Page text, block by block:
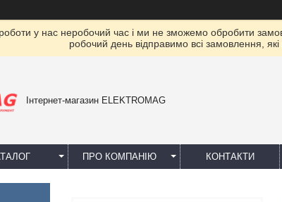
у нас неробочий час і ми не зможемо обробити
робочий день відправимо всі замовлення,
Інтернет-магазин ELEKTROMAG
ПРО КОМПАНІЮ КОНТАКТИ